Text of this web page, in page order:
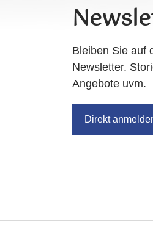
Bleiben Sie auf
Newsletter.
Angebote uvm.
Direkt